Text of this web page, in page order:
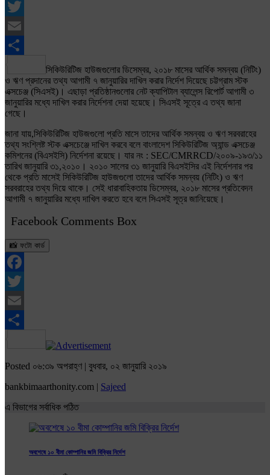
Facebook
Twitter
Email
Share
সিকিউরিটিজ হাউজগুলোর ডিসেম্বর, ২০১৮ মাসের আর্থিক সমন্বয় (নিটিং)
ও ঋণ প্রদানের তথ্য আগামী ৭ জানুয়ারির দাখিল করার নির্দেশ দিয়েছে চট্টগ্রাম স্টক
এক্সচেঞ্জ (সিএসই)। এছাড়া প্রতিষ্ঠানগুলোর নেট ক্যাপিটাল ব্যালেন্স রিপোর্ট আগামী ৩
জানুয়ারির মধ্যে দাখিল করার নির্দেশনা দেয়া হয়েছে। সিএসই সূত্রে এ তথ্য জানা
গেছে।
জানা যায়,সিকিউরিটিজ হাউজগুলো প্রতি মাসে তাদের আর্থিক সমন্বয় ও ঋণ সরবরাহের
তথ্য সংশ্লিষ্ট স্টক এক্সচেঞ্জে দাখিল করবে বলে বাংলাদেশ সিকিউরিটিজ অ্যান্ড এক্সচেঞ্জ
কমিশনের (বিএসইসি) নির্দেশনা রয়েছে। যার নং : SEC/CMRRCD/২০০৯-১৯৩/১১
তারিখ জানুয়ারি ৩১,২০১০। ২০১০ সালের ৩১ জানুয়ারি বিএসইসির এই নির্দেশনার পর
থেকে প্রতি মাসেই সিকিউরিটিজ হাউজগুলো তাদের আর্থিক সমন্বয় (নিটিং) ও ঋণ
সরবরাহের তথ্য দিয়ে থাকে। সেই ধারাবাহিকতায় ডিসেম্বর, ২০১৮ মাসের প্রতিবেদন
আগামী ৭ জানুয়ারির মধ্যে দাখিল করতে হবে বলে সিএসই সূত্র জানিয়েছে।
Facebook Comments Box
📸 ফটো কার্ড
Facebook
Twitter
Email
Share
Posted ০৬:৩৯ অপরাহ্ণ | বুধবার, ০২ জানুয়ারি ২০১৯
bankbimaarthonity.com | Sajeed
এ বিভাগের সর্বাধিক পঠিত
অবশেষে ১০ বীমা কোম্পানির জমি বিক্রির নির্দেশ